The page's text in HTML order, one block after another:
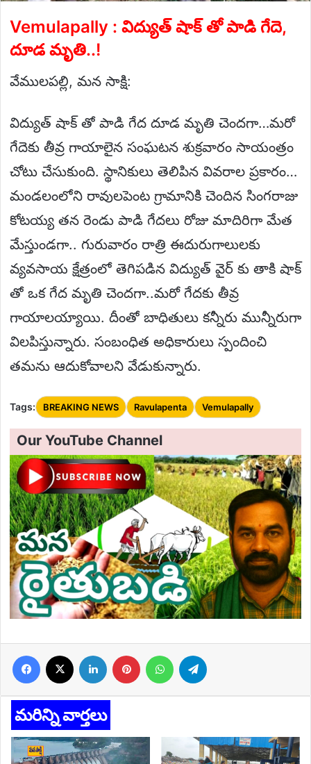
Vemulapally : విద్యుత్ షాక్ తో పాడి గేదె,
దూడ మృతి..!
వేములపల్లి, మన సాక్షి:
విద్యుత్ షాక్ తో పాడి గేద దూడ మృతి చెందగా…మరో
గేదెకు తీవ్ర గాయాలైన సంఘటన శుక్రవారం సాయంత్రం
చోటు చేసుకుంది. స్థానికులు తెలిపిన వివరాల ప్రకారం…
మండలంలోని రావులపెంట గ్రామానికి చెందిన సింగరాజు
కోటయ్య తన రెండు పాడి గేదలు రోజు మాదిరిగా మేత
మేస్తుండగా.. గురువారం రాత్రి ఈదురుగాలులకు
వ్యవసాయ క్షేత్రంలో తెగిపడిన విద్యుత్ వైర్ కు తాకి షాక్
తో ఒక గేద మృతి చెందగా..మరో గేదకు తీవ్ర
గాయాలయ్యాయి. దీంతో బాధితులు కన్నీరు మున్నీరుగా
విలపిస్తున్నారు. సంబంధిత అధికారులు స్పందించి
తమను ఆదుకోవాలని వేడుకున్నారు.
Tags: BREAKING NEWS Ravulapenta Vemulapally
Our YouTube Channel
Facebook LinkedIn Pinterest WhatsApp
మరిన్ని వార్తలు